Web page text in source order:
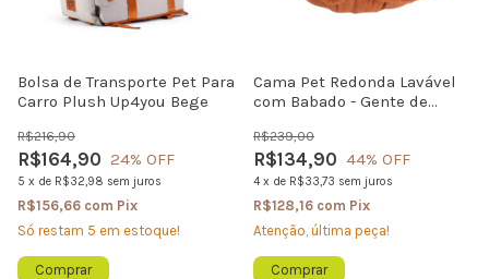
Bolsa de Transporte Pet Para
Carro Plush Up4you Bege
R$164,90
R$216,90
24% OFF
5 x de R$32,98 sem juros
R$156,66 com Pix
Só restam 5 em estoque!
Cama Pet Redonda Lavável
com Babado - Gente de
R$134,90
R$239,00
44% OFF
4 x de R$33,73 sem juros
R$128,16 com Pix
Atenção, última peça!
Comprar